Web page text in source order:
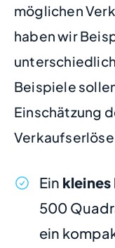
möglichen
haben wir
Beispiele
Einschätzung
Ein
500
ein